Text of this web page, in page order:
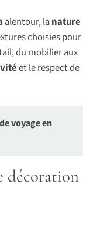
alentour, lanature
choisies pour
du mobilier aux
et le respect de
voyage en
décoration